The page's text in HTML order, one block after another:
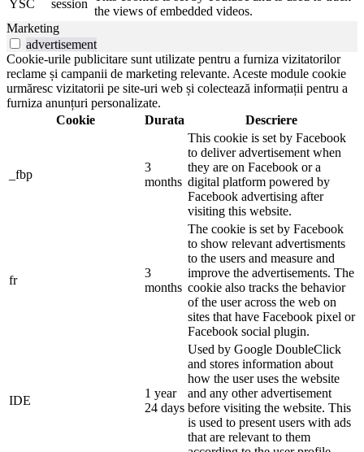
YSC
session
the views of embedded videos.
Marketing
advertisement
Cookie-urile publicitare sunt utilizate pentru a furniza vizitatorilor
reclame și campanii de marketing relevante. Aceste module cookie
urmăresc vizitatorii pe site-uri web și colectează informații pentru a
furniza anunțuri personalizate.
Cookie
Durata Descriere
_fbp
3
months
This cookie is set by Facebook
to deliver advertisement when
they are on Facebook or a
digital platform powered by
Facebook advertising after
visiting this website.
fr
3
months
The cookie is set by Facebook
to show relevant advertisments
to the users and measure and
improve the advertisements. The
cookie also tracks the behavior
of the user across the web on
sites that have Facebook pixel or
Facebook social plugin.
IDE
1 year
24 days
Used by Google DoubleClick
and stores information about
how the user uses the website
and any other advertisement
before visiting the website. This
is used to present users with ads
that are relevant to them